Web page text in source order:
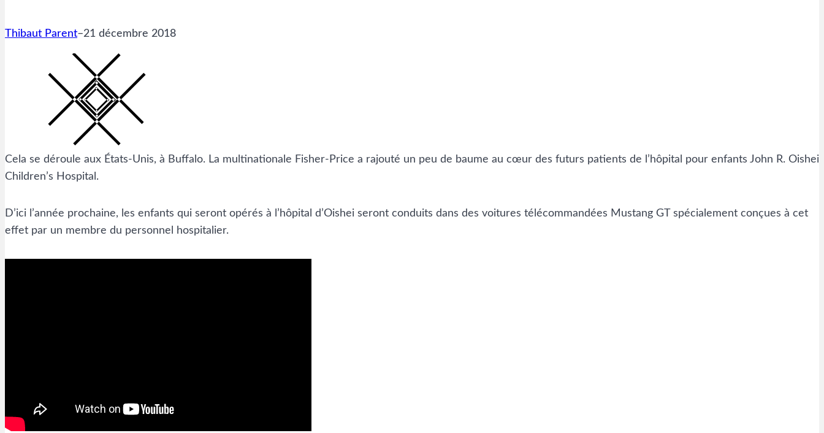
Thibaut Parent–21 décembre 2018
Cela se déroule aux États-Unis, à Buffalo. La multinationale Fisher-Price a rajouté un peu de baume au cœur des futurs patients de l’hôpital pour enfants John R. Oishei
Children’s Hospital.
D’ici l’année prochaine, les enfants qui seront opérés à l’hôpital d’Oishei seront conduits dans des voitures télécommandées Mustang GT spécialement conçues à cet
effet par un membre du personnel hospitalier.